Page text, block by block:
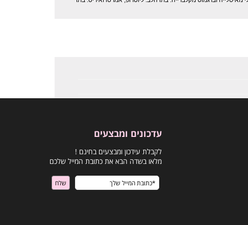
עדכונים ומבצעים
לקבלת עידכון ומבצעים בחינם !
מלאו בשדה הבא את כתובת המייל שלכם